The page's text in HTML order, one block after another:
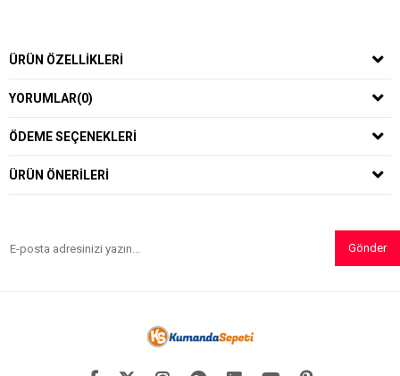
ÜRÜN ÖZELLIKLERI
YORUMLAR(0)
ÖDEME SEÇENEKLERI
ÜRÜN ÖNERILERI
Gönder